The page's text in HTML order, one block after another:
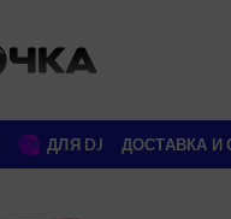
ДЛЯ DJ ДОСТАВКА И